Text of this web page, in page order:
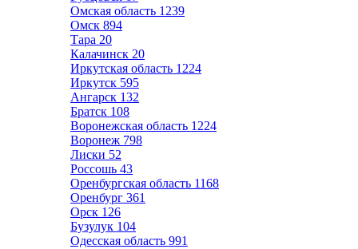
Омская область 1239
Омск 894
Тара 20
Калачинск 20
Иркутская область 1224
Иркутск 595
Ангарск 132
Братск 108
Воронежская область 1224
Воронеж 798
Лиски 52
Россошь 43
Оренбургская область 1168
Оренбург 361
Орск 126
Бузулук 104
Одесская область 991